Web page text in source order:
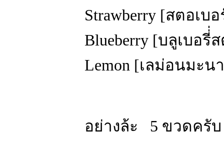
Strawberry [สตอเ
Blueberry [บลูเบอ
Lemon [เลม่อนมะ
อย่างล้ะ 5 ขวดครับ